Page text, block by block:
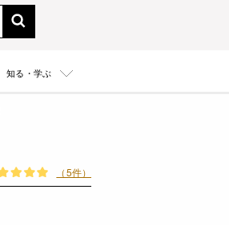
知る・学ぶ
（5件）